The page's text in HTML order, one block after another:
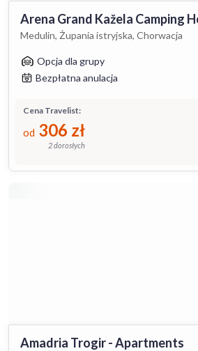
Arena Grand Kažela Camping
Medulin, Żupania istryjska, Chorwacja
Opcja dla grupy
Bezpłatna anulacja
Cena Travelist:
od 306 zł
2 dorosłych
Amadria Trogir - Apartments